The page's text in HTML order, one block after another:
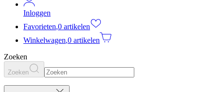
Inloggen
Favorieten,0 artikelen
Winkelwagen,0 artikelen
Zoeken
Zoeken